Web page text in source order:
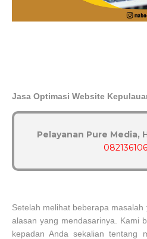
Jasa Optimasi Website
Pelayanan Pure Media,
Setelah melihat beberapa
alasan yang mendasarinya. Kami
kepadan Anda sekalian tentang